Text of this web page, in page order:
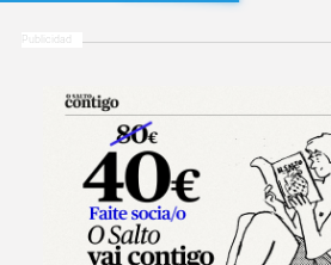
Salto a contenidoSalto a